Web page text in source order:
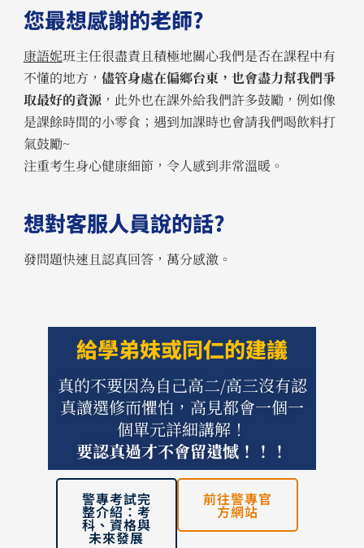
您最想感謝的老師?
康語妮班主任很盡責且積極地關心我們是否在課程中有
不懂的地方， 儘管身處在偏鄉台東，也會盡力幫我們爭
取最好的資源，此外也在課外給我們許多鼓勵，例如像
是課餘時間的小零食；遇到加課時也會請我們喝飲料打
氣鼓勵~
注重考生身心健康細節，令人感到非常溫暖。
想對客服人員說的話?
發問題快速且認真回答，萬分感激。
給學弟妹或同仁的建議
真的不要因為自己高二/高三沒有認
真讀選修而懼怕，高見都會一個一
個單元詳細講解！
要認真過才不會留遺憾！！！
警專考試完
整介紹：考
科、資格與
未來發展
前往警專官
方網站